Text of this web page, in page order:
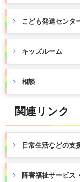
こども発達センタ
キッズルーム
相談
関連リンク
日常生活などの支
障害福祉サービス